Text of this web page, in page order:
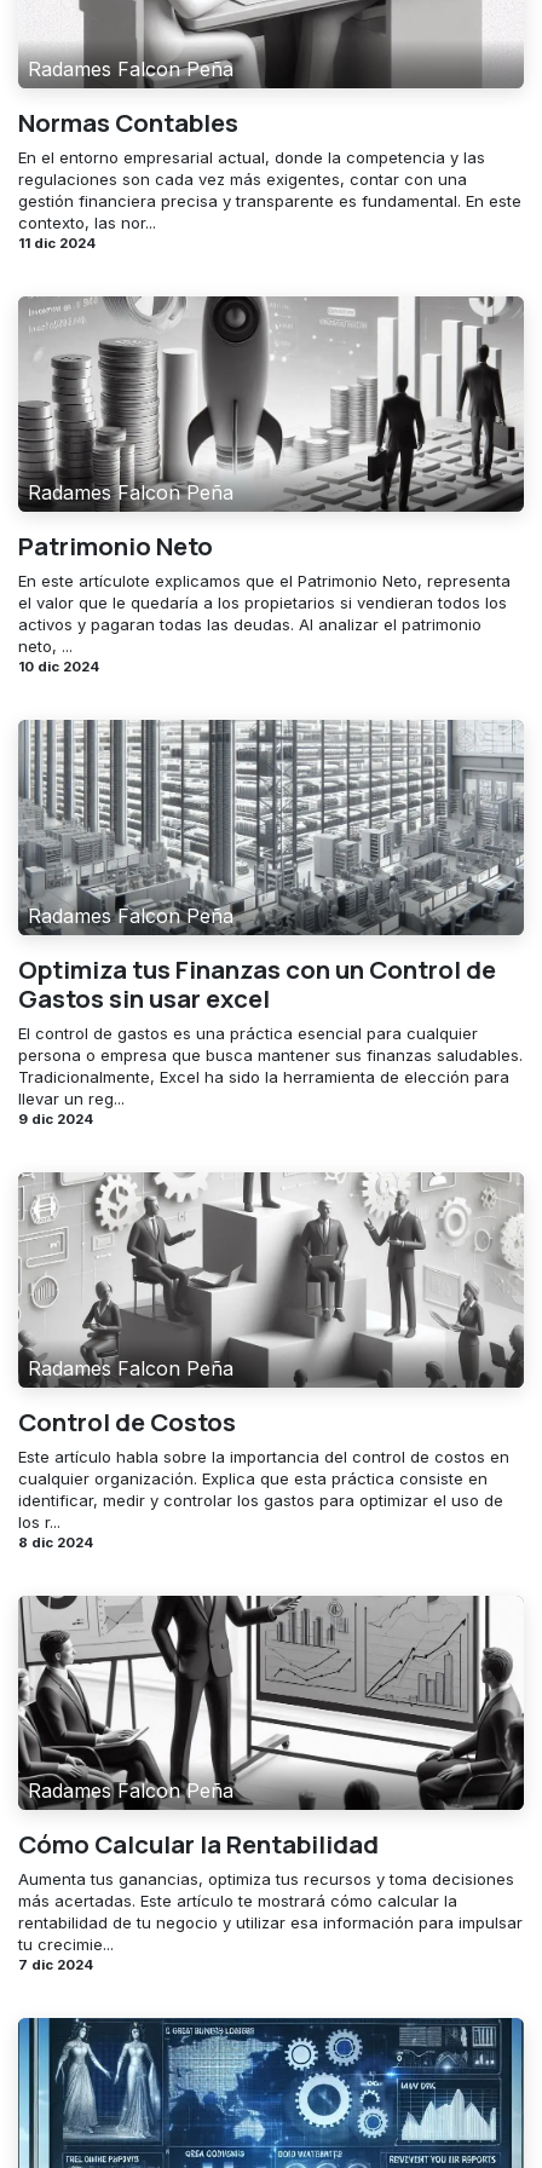
Radames Falcon Peña
Normas Contables
En el entorno empresarial actual, donde la competencia y las
regulaciones son cada vez más exigentes, contar con una
gestión financiera precisa y transparente es fundamental. En este
contexto, las nor...
11 dic 2024
Radames Falcon Peña
Patrimonio Neto
En este artículote explicamos que el Patrimonio Neto, representa
el valor que le quedaría a los propietarios si vendieran todos los
activos y pagaran todas las deudas. Al analizar el patrimonio
neto, ...
10 dic 2024
Radames Falcon Peña
Optimiza tus Finanzas con un Control de
Gastos sin usar excel
El control de gastos es una práctica esencial para cualquier
persona o empresa que busca mantener sus finanzas saludables.
Tradicionalmente, Excel ha sido la herramienta de elección para
llevar un reg...
9 dic 2024
Radames Falcon Peña
Control de Costos
Este artículo habla sobre la importancia del control de costos en
cualquier organización. Explica que esta práctica consiste en
identificar, medir y controlar los gastos para optimizar el uso de
los r...
8 dic 2024
Radames Falcon Peña
Cómo Calcular la Rentabilidad
Aumenta tus ganancias, optimiza tus recursos y toma decisiones
más acertadas. Este artículo te mostrará cómo calcular la
rentabilidad de tu negocio y utilizar esa información para impulsar
tu crecimie...
7 dic 2024